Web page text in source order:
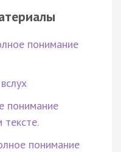
понимание
понимание
понимание